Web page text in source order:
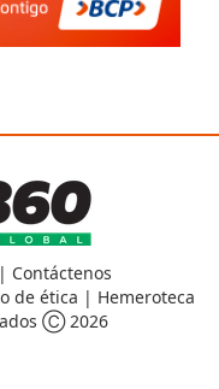
Contáctenos
de ética | Hemeroteca
Ⓒ 2026